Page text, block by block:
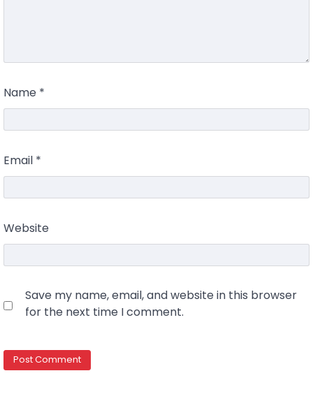
Name *
Email *
Website
Save my name, email, and website in this browser
for the next time I comment.